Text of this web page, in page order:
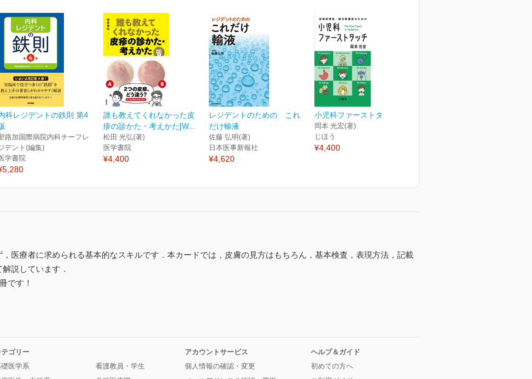
科レジデントの鉄則 第4
路加国際病院内科チーフレ
デント(編集)
学書院
誰も教えてくれなかった皮
疹の診かた・考えかた[W...
松田 光弘(著)
医学書院
¥4,400
レジデントのための これ
だけ輸液
佐藤 弘明(著)
日本医事新報社
¥4,620
小児科ファーストタッチ
岡本 光宏(著)
じほう
¥4,400
医療者に求められる基本的なスキルです．本カードでは，皮膚の見方はもちろん，基本検査，表現方法，記載
説しています．
です！
テゴリー
医学系
看護教員・学生
アカウントサービス
個人情報の確認・変更
ヘルプ＆ガイド
初めての方へ